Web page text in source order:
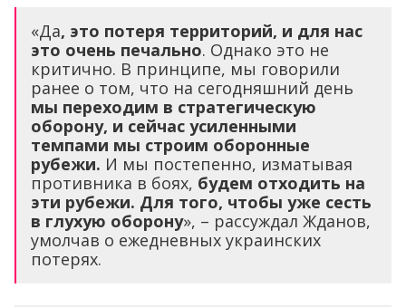
«Да, это потеря территорий, и для нас
это очень печально. Однако это не
критично. В принципе, мы говорили
ранее о том, что на сегодняшний день
мы переходим в стратегическую
оборону, и сейчас усиленными
темпами мы строим оборонные
рубежи. И мы постепенно, изматывая
противника в боях, будем отходить на
эти рубежи. Для того, чтобы уже сесть
в глухую оборону», – рассуждал Жданов,
умолчав о ежедневных украинских
потерях.